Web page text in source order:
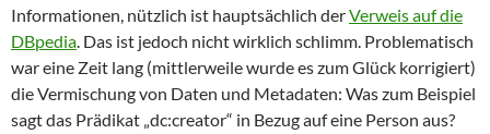
Informationen, nützlich ist hauptsächlich derVerweis auf die
DBpedia. Das ist jedoch nicht wirklich schlimm. Problematisch
war eine Zeit lang (mittlerweile wurde es zum Glück korrigiert)
die Vermischung von Daten und Metadaten: Was zum Beispiel
sagt das Prädikat „dc:creator“ in Bezug auf eine Person aus?